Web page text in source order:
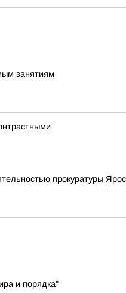
занятиям
прокуратуры
и порядка"